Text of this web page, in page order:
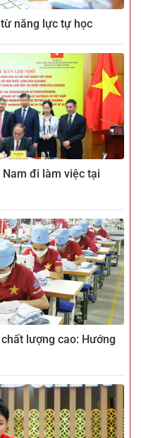
năng lực tự học
đi làm việc tại
lượng cao: Hướng